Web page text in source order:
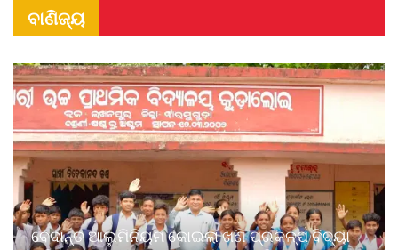
ବାଣିଜ୍ୟ
ବେଦାନ୍ତ ଆଲୁମିନିୟମ କୋଇଲା ଖଣି ପ୍ରକଳ୍ପ ବିଦ୍ୟା